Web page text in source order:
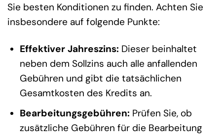
Sie besten Konditionen zu finden. Achten Sie
insbesondere auf folgende Punkte:
Effektiver Jahreszins: Dieser beinhaltet
neben dem Sollzins auch alle anfallenden
Gebühren und gibt die tatsächlichen
Gesamtkosten des Kredits an.
Bearbeitungsgebühren: Prüfen Sie, ob
zusätzliche Gebühren für die Bearbeitung